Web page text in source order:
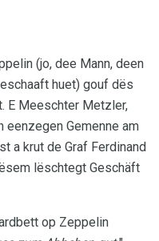
(jo, dee Mann, deen
huet) gouf dës
E Meeschter Metzler,
eenzegen Gemenne am
a krut de Graf Ferdinand
lëschtegt Geschäft
op Zeppelin